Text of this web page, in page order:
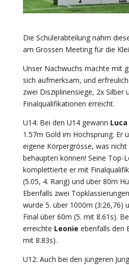
Die Schülerabteilung nahm
am Grossen Meeting für die
Unser Nachwuchs machte mit
sich aufmerksam, und
zwei Disziplinensiege, 2x Silber
Finalqualifikationen erreicht.
U14: Bei den U14 gewann Luca
1.57m Gold im Hochsprung. Er
eigene Körpergrösse, was nicht
behaupten können! Seine Top-
komplettierte er mit
(5.05, 4. Rang) und über 80m
Ebenfalls zwei
wurde 5. über 1000m (3:26,76)
Final über 60m (5. mit 8.61s).
erreichte Leonie ebenfalls den
mit 8.83s).
U12: Auch bei den jüngeren